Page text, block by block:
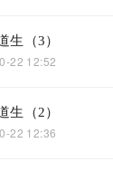
生（3）
22 12:52
生（2）
22 12:36